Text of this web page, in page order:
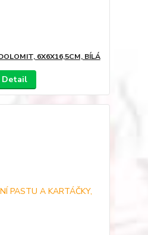
6X6X16,5CM, BÍLÁ
Detail